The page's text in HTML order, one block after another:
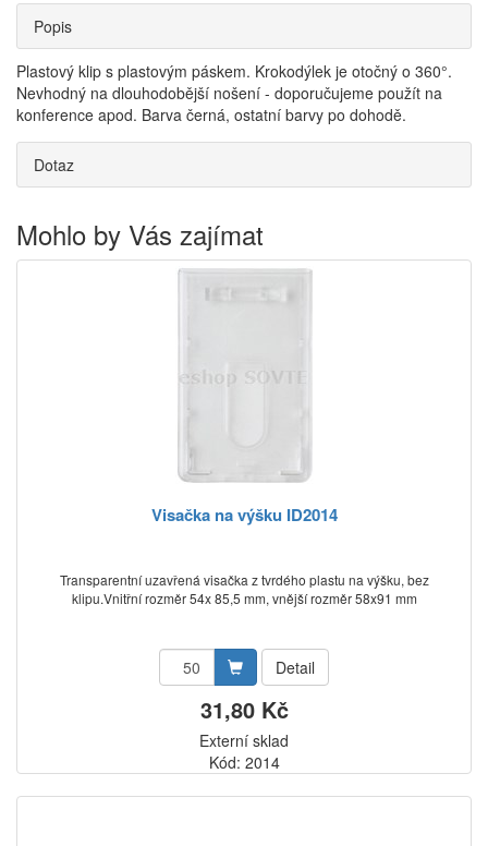
Popis
Plastový klip s plastovým páskem. Krokodýlek je otočný o 360°.
Nevhodný na dlouhodobější nošení - doporučujeme použít na
konference apod. Barva černá, ostatní barvy po dohodě.
Dotaz
Mohlo by Vás zajímat
Visačka na výšku ID2014
Transparentní uzavřená visačka z tvrdého plastu na výšku, bez
klipu.Vnitřní rozměr 54x 85,5 mm, vnější rozměr 58x91 mm
Detail
31,80 Kč
Externí sklad
Kód: 2014